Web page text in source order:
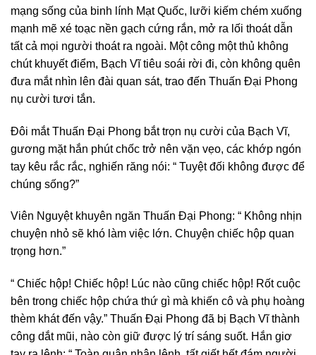
mạng sống của binh lính Mạt Quốc, lưỡi kiếm chém xuống
mạnh mẽ xé toạc nền gạch cứng rắn, mở ra lối thoát dẫn
tất cả mọi người thoát ra ngoài. Một công một thủ không
chút khuyết điểm, Bạch Vĩ tiêu soái rời đi, còn không quên
đưa mắt nhìn lên đài quan sát, trao đến Thuấn Đại Phong
nụ cười tươi tắn.
Đôi mắt Thuấn Đại Phong bắt trọn nụ cười của Bạch Vĩ,
gương mặt hắn phút chốc trở nên vặn vẹo, các khớp ngón
tay kêu rắc rắc, nghiến răng nói: “ Tuyệt đối không được để
chúng sống?”
Viên Nguyệt khuyên ngăn Thuấn Đại Phong: “ Không nhịn
chuyện nhỏ sẽ khó làm việc lớn. Chuyện chiếc hộp quan
trọng hơn.”
“ Chiếc hộp! Chiếc hộp! Lúc nào cũng chiếc hộp! Rốt cuộc
bên trong chiếc hộp chứa thứ gì mà khiến cô và phụ hoàng
thèm khát đến vậy.” Thuấn Đại Phong đã bị Bạch Vĩ thành
công dắt mũi, nào còn giữ được lý trí sáng suốt. Hắn giơ